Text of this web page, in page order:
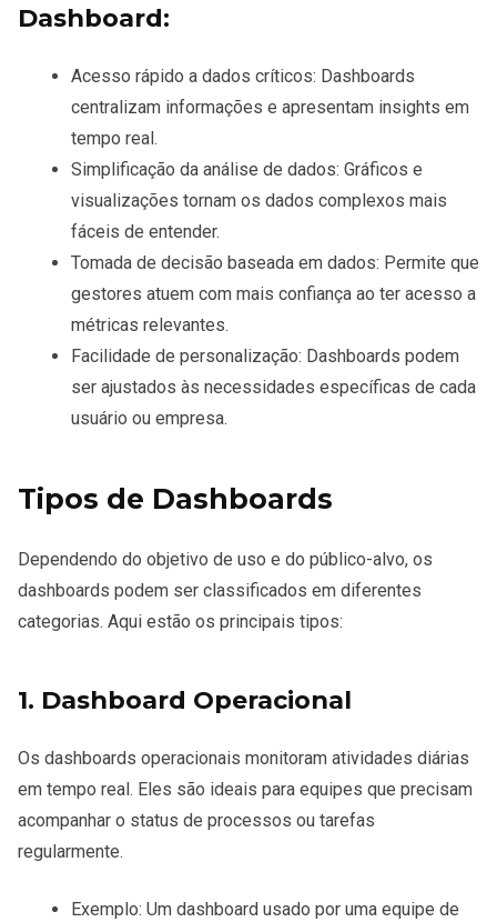
Dashboard:
Acesso rápido a dados críticos: Dashboards
centralizam informações e apresentam insights em
tempo real.
Simplificação da análise de dados: Gráficos e
visualizações tornam os dados complexos mais
fáceis de entender.
Tomada de decisão baseada em dados: Permite que
gestores atuem com mais confiança ao ter acesso a
métricas relevantes.
Facilidade de personalização: Dashboards podem
ser ajustados às necessidades específicas de cada
usuário ou empresa.
Tipos de Dashboards
Dependendo do objetivo de uso e do público-alvo, os
dashboards podem ser classificados em diferentes
categorias. Aqui estão os principais tipos:
1. Dashboard Operacional
Os dashboards operacionais monitoram atividades diárias
em tempo real. Eles são ideais para equipes que precisam
acompanhar o status de processos ou tarefas
regularmente.
Exemplo: Um dashboard usado por uma equipe de